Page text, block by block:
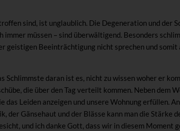
sind, ist unglaublich. Die Degeneration und der
immer müssen – sind überwältigend. Besonders
geistigen Beeinträchtigung nicht sprechen und somit
Schlimmste daran ist es, nicht zu wissen woher er
die über den Tag verteilt kommen. Neben dem
das Leiden anzeigen und unsere Wohnung erfüllen.
der Gänsehaut und der Blässe kann man die Stärke
und ich danke Gott, dass wir in diesem Moment